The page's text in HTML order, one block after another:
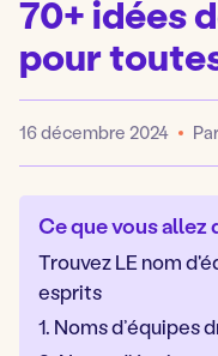
70+ idées
pour
Publié
16 décembre 2024
Ce que vous allez
Trouvez LE nom
esprits
1. Noms d’équipes